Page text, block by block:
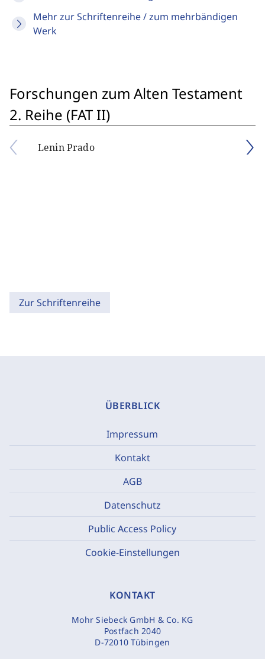
Mehr zur Schriftenreihe / zum mehrbändigen
Werk
Forschungen zum Alten Testament
2. Reihe (FAT II)
Lenin Prado
Zur Schriftenreihe
ÜBERBLICK
Impressum
Kontakt
AGB
Datenschutz
Public Access Policy
Cookie-Einstellungen
KONTAKT
Mohr Siebeck GmbH & Co. KG
Postfach 2040
D-72010 Tübingen